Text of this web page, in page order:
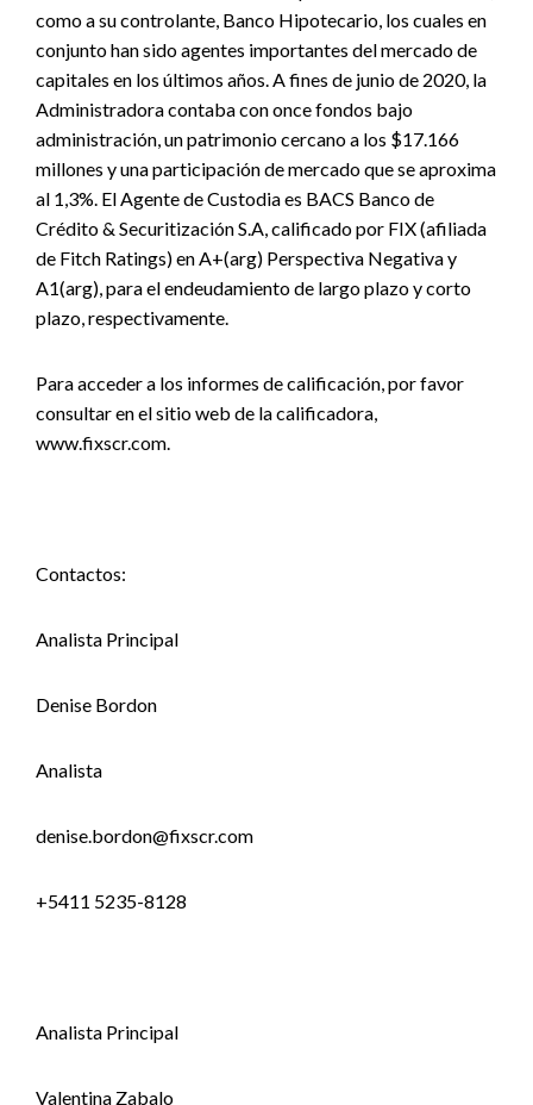
como a su controlante, Banco Hipotecario, los cuales en
conjunto han sido agentes importantes del mercado de
capitales en los últimos años. A fines de junio de 2020, la
Administradora contaba con once fondos bajo
administración, un patrimonio cercano a los $17.166
millones y una participación de mercado que se aproxima
al 1,3%. El Agente de Custodia es BACS Banco de
Crédito & Securitización S.A, calificado por FIX (afiliada
de Fitch Ratings) en A+(arg) Perspectiva Negativa y
A1(arg), para el endeudamiento de largo plazo y corto
plazo, respectivamente.
Para acceder a los informes de calificación, por favor
consultar en el sitio web de la calificadora,
www.fixscr.com.
Contactos:
Analista Principal
Denise Bordon
Analista
denise.bordon@fixscr.com
+5411 5235-8128
Analista Principal
Valentina Zabalo